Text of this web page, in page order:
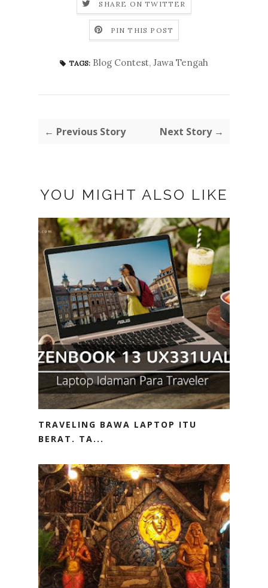
SHARE ON TWITTER
PIN THIS POST
TAGS: Blog Contest, Jawa Tengah
← Previous Story Next Story →
YOU MIGHT ALSO LIKE
TRAVELING BAWA LAPTOP ITU
BERAT. TA...